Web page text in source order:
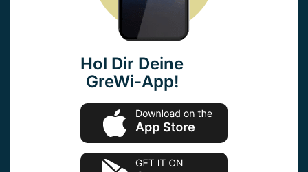
Hol Dir Deine
GreWi-App!